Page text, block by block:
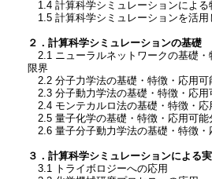
1.4 計算科学シミュレーションによる
1.5 計算科学シミュレーションを活用
２．計算科学シミュレーションの基礎
2.1 ニューラルネットワークの基礎・
限界
2.2 分子力学法の基礎・特徴・応用可
2.3 分子動力学法の基礎・特徴・応用
2.4 モンテカルロ法の基礎・特徴・応
2.5 量子化学の基礎・特徴・応用可能
2.6 量子分子動力学法の基礎・特徴・
３．計算科学シミュレーションによる
3.1 トライボロジーへの応用